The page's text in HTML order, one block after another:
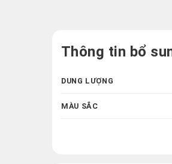
Thông tin bổ
DUNG LƯỢNG
MÀU SẮC